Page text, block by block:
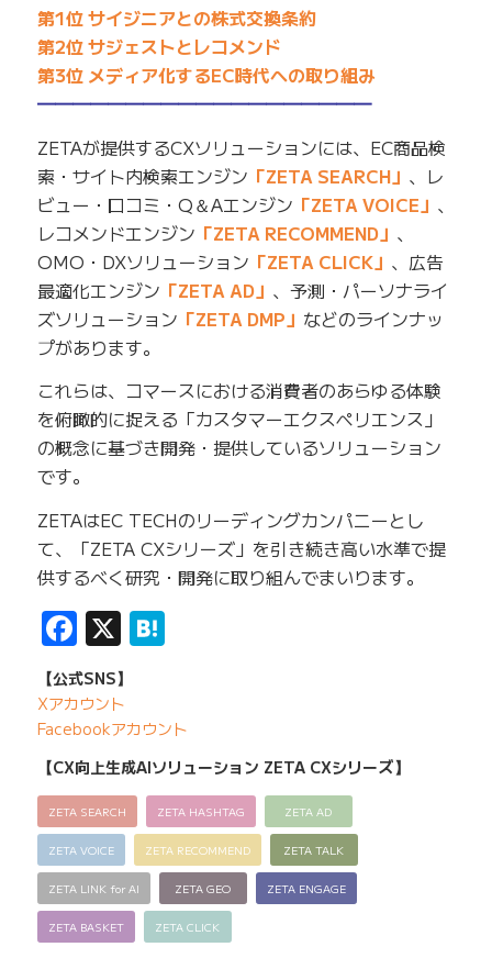
第1位 サイジニアとの株式交換条約
第2位 サジェストとレコメンド
第3位 メディア化するEC時代への取り組み
━━━━━━━━━━━━━━━━━━━
ZETAが提供するCXソリューションには、EC商品検
索・サイト内検索エンジン 「ZETA SEARCH」 、レ
ビュー・口コミ・Q＆Aエンジン 「ZETA VOICE」 、
レコメンドエンジン 「ZETA RECOMMEND」 、
OMO・DXソリューション 「ZETA CLICK」 、広告
最適化エンジン 「ZETA AD」 、予測・パーソナライ
ズソリューション 「ZETA DMP」 などのラインナッ
プがあります。
これらは、コマースにおける消費者のあらゆる体験
を俯瞰的に捉える「カスタマーエクスペリエンス」
の概念に基づき開発・提供しているソリューション
です。
ZETAはEC TECHのリーディングカンパニーとし
て、「ZETA CXシリーズ」を引き続き高い水準で提
供するべく研究・開発に取り組んでまいります。
Facebook
X Hatena
【公式SNS】
Xアカウント
Facebookアカウント
【CX向上生成AIソリューション ZETA CXシリーズ】
ZETA SEARCH ZETA HASHTAG ZETA AD
ZETA VOICE ZETA RECOMMEND ZETA TALK
ZETA LINK for AI ZETA GEO ZETA ENGAGE
ZETA BASKET ZETA CLICK